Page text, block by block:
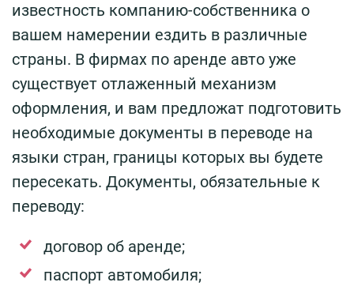
известность компанию-собственника о
вашем намерении ездить в различные
страны. В фирмах по аренде авто уже
существует отлаженный механизм
оформления, и вам предложат подготовить
необходимые документы в переводе на
языки стран, границы которых вы будете
пересекать. Документы, обязательные к
переводу:
договор об аренде;
паспорт автомобиля;